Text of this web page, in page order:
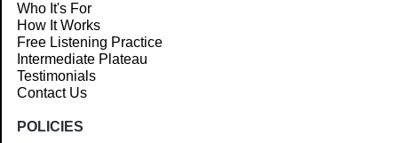
Who It's For
How It Works
Free Listening Practice
Intermediate Plateau
Testimonials
Contact Us
POLICIES